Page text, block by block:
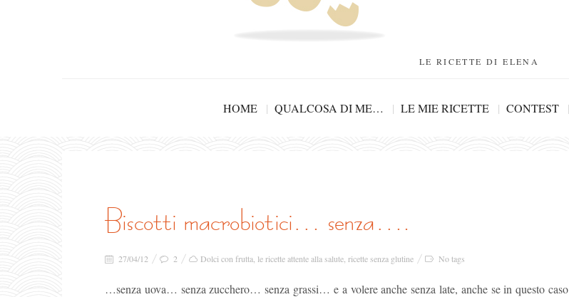
LE RICETTE DI ELENA
HOME QUALCOSA DI ME… LE MIE RICETTE CONTEST
biscotti macrobiotici… senza….
27/04/12 2 Dolci con frutta le ricette attente alla salute ricette senza glutine No tags
…senza uova… senza zucchero… senza grassi… e a volere anche senza late, anche se in questo caso